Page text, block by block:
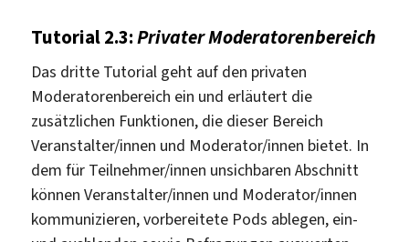
Tutorial 2.3:Privater Moderatorenbereich
Das dritte Tutorial geht auf den privaten
Moderatorenbereich ein und erläutert die
zusätzlichen Funktionen, die dieser Bereich
Veranstalter/innen und Moderator/innen bietet. In
dem für Teilnehmer/innen unsichbaren Abschnitt
können Veranstalter/innen und Moderator/innen
kommunizieren, vorbereitete Pods ablegen, ein-